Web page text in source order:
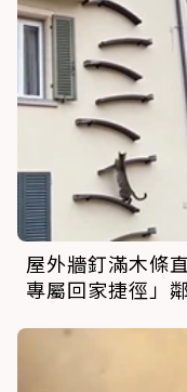
屋外牆釘滿木條
專屬回家捷徑」